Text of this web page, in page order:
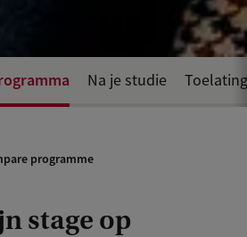
programme
stage op
Na je studie